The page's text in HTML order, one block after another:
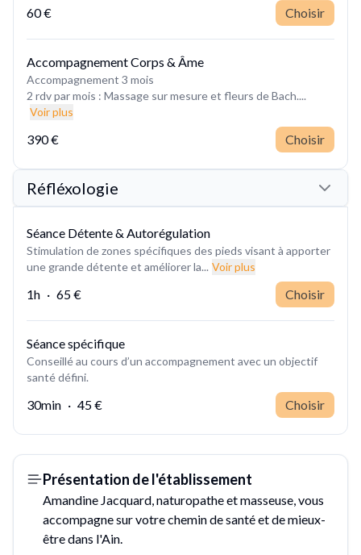
60 € Choisir
Accompagnement Corps & Âme
Accompagnement 3 mois
2 rdv par mois : Massage sur mesure et fleurs de Bach....
Voir plus
390 € Choisir
Réfléxologie
Séance Détente & Autorégulation
Stimulation de zones spécifiques des pieds visant à apporter
une grande détente et améliorer la... Voir plus
1h · 65 € Choisir
Séance spécifique
Conseillé au cours d’un accompagnement avec un objectif
santé défini.
30min · 45 € Choisir
Présentation de l'établissement
Amandine Jacquard, naturopathe et masseuse, vous
accompagne sur votre chemin de santé et de mieux-
être dans l'Ain.